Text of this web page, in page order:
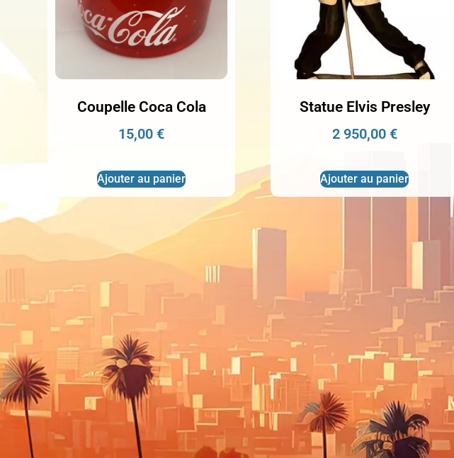
Coupelle Coca Cola
15,00€
Ajouter au panier
Statue Elvis Presley
2 950,00 €
Ajouter au panier